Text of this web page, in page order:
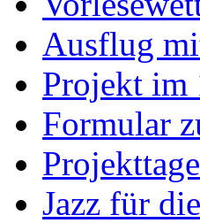
Ausflug
Projekt im
Formular
Jazz für